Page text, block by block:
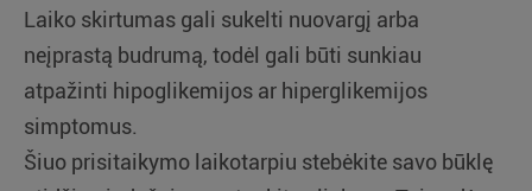
Laiko skirtumas gali sukelti nuovargį arba
neįprastą budrumą, todėl gali būti sunkiau
atpažinti hipoglikemijos ar hiperglikemijos
simptomus.
Šiuo prisitaikymo laikotarpiu stebėkite savo būklę